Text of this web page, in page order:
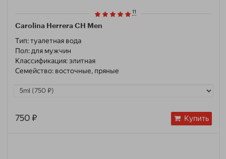
Carolina Herrera CH Men
11
Тип:туалетная вода
Пол: для мужчин
Классификация:элитная
Семейство: восточные, пряные
750 ₽ Купить